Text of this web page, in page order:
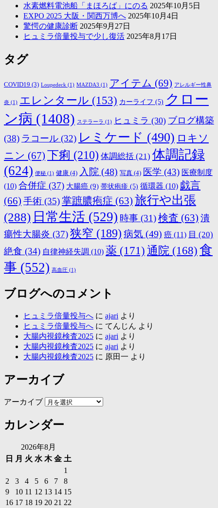
水素燃料電池船「まほろば」にのる 2025年10月5日
EXPO 2025 大阪・関西万博へ 2025年10月4日
驚愕の健康診断 2025年9月27日
ヒュミラ倍量投与で少し復活 2025年8月17日
タグ
COVID19 (3) Loupedeck (1) MAZDA3 (1) アイテム (69) アレルギー性鼻
炎 (1) エレンタール (153) カーライフ (5) クロー
ン病 (1408) ステラーラ (1) ヒュミラ (30) ブログ構築
(38) ラコール (32) レミケード (490) ロキソ
ニン (67) 下痢 (210) 体調総括 (21) 体調記録
(624) 便秘 (1) 健康 (4) 入院 (48) 写真 (4) 医学 (43) 医療制度
(10) 合併症 (37) 大腸癌 (9) 帯状疱疹 (5) 循環器 (10) 戯言
(66) 手術 (35)掌蹠膿疱症 (63) 旅行や出張
(288) 日常生活 (529) 時事 (31)検査 (63) 潰
瘍性大腸炎 (37)狭窄 (189) 病気 (49) 癌 (11) 目 (20)
絶食 (34) 自律神経失調 (10) 薬 (171)通院 (168)食
事 (552) 高血圧 (1)
ブログへのコメント
ヒュミラ倍量投与へ に ajari より
ヒュミラ倍量投与へ に てんじん より
大腸内視鏡検査2025 に ajari より
大腸内視鏡検査2025 に ajari より
大腸内視鏡検査2025 に 原田一 より
アーカイブ
アーカイブ
カレンダー
2026年8月
日
月 火 水 木 金 土
1
2
3 4 5 6 7
8
9
10 11 12 13 14 15
16 17 18 19 20 21 22